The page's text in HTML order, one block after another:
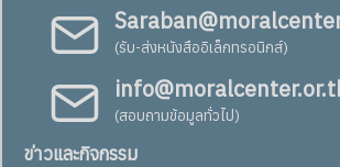
(รับ-ส่งหนังสืออิเล็กทรอนิกส์)
(สอบถามข้อมูลทั่วไป)
ข่าวและกิจกรรม